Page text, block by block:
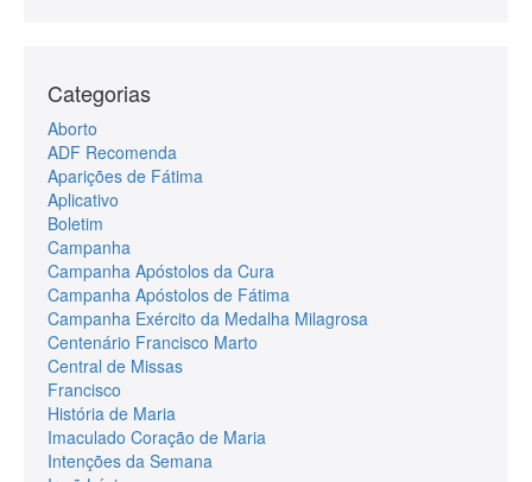
Categorias
Aborto
ADF Recomenda
Aparições de Fátima
Aplicativo
Boletim
Campanha
Campanha Apóstolos da Cura
Campanha Apóstolos de Fátima
Campanha Exército da Medalha Milagrosa
Centenário Francisco Marto
Central de Missas
Francisco
História de Maria
Imaculado Coração de Maria
Intenções da Semana